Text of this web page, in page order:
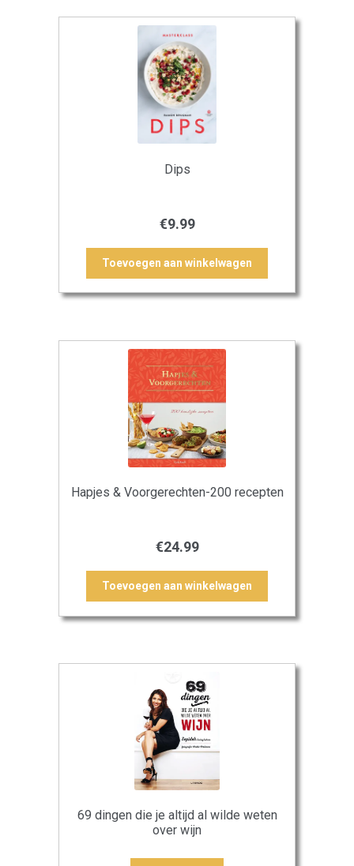
Dips
€9.99
Toevoegen aan winkelwagen
Hapjes & Voorgerechten-200 recepten
€24.99
Toevoegen aan winkelwagen
69 dingen die je altijd al wilde weten
over wijn